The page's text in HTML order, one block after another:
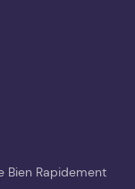
Bien Rapidement